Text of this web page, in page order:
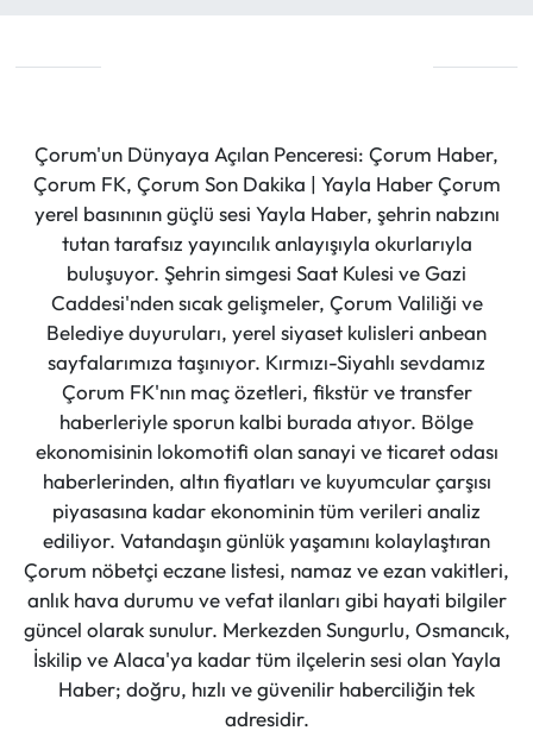
Çorum'un Dünyaya Açılan Penceresi: Çorum Haber,
Çorum FK, Çorum Son Dakika | Yayla Haber Çorum
yerel basınının güçlü sesi Yayla Haber, şehrin nabzını
tutan tarafsız yayıncılık anlayışıyla okurlarıyla
buluşuyor. Şehrin simgesi Saat Kulesi ve Gazi
Caddesi'nden sıcak gelişmeler, Çorum Valiliği ve
Belediye duyuruları, yerel siyaset kulisleri anbean
sayfalarımıza taşınıyor. Kırmızı-Siyahlı sevdamız
Çorum FK'nın maç özetleri, fikstür ve transfer
haberleriyle sporun kalbi burada atıyor. Bölge
ekonomisinin lokomotifi olan sanayi ve ticaret odası
haberlerinden, altın fiyatları ve kuyumcular çarşısı
piyasasına kadar ekonominin tüm verileri analiz
ediliyor. Vatandaşın günlük yaşamını kolaylaştıran
Çorum nöbetçi eczane listesi, namaz ve ezan vakitleri,
anlık hava durumu ve vefat ilanları gibi hayati bilgiler
güncel olarak sunulur. Merkezden Sungurlu, Osmancık,
İskilip ve Alaca'ya kadar tüm ilçelerin sesi olan Yayla
Haber; doğru, hızlı ve güvenilir haberciliğin tek
adresidir.